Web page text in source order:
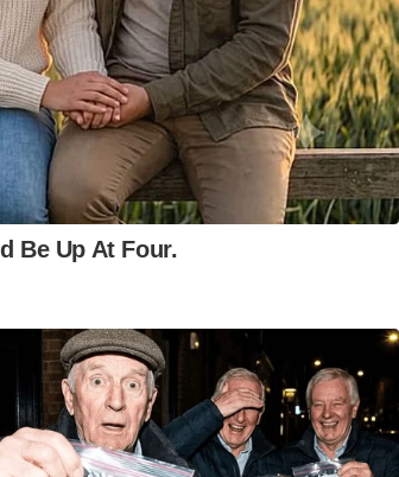
से कहा
ने फल उगाने वाले किसानों से अपनी आय और
इकाइयाँ स्थापित करने का आग्रह किया है।
के प्रतिनिधियों के साथ बैठक करते हुए
और अमरूद जैसे फलों की खेती करने वाले
तो यह उन्हें भारी लाभ दें।